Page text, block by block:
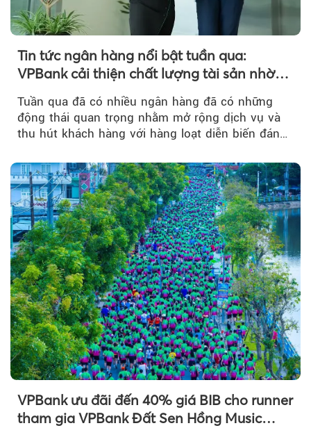
Tin tức ngân hàng nổi bật tuần qua:
VPBank cải thiện chất lượng tài sản nhờ
Tuần qua đã có nhiều ngân hàng đã có những
động thái quan trọng nhằm mở rộng dịch vụ và
thu hút khách hàng với hàng loạt diễn biến đáng
VPBank ưu đãi đến 40% giá BIB cho runner
tham gia VPBank Đất Sen Hồng Music